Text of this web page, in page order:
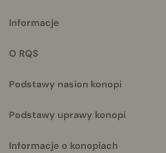
helpful
Informacje
O RQS
Podstawy nasion konopi
Podstawy uprawy konopi
Informacje o konopiach